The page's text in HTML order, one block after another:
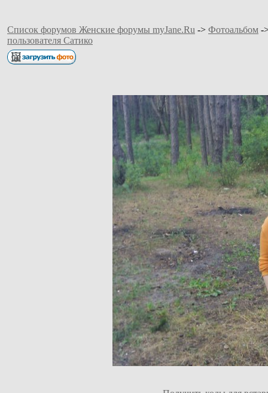
Список форумов Женские форумы myJane.Ru -> Фотоальбом -
пользователя Сатико